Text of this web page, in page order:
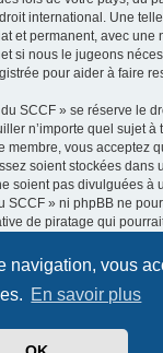
navigation, vous
En savoir plus
international. Une
et permanent, avec une
si nous le jugeons
pour aider à faire
SCCF » se réserve le
n’importe quel sujet à
membre, vous acceptez
soient stockées dans
soient pas divulguées à
SCCF » ni phpBB ne
de piratage qui
phpBB® Forum Software ©
Traduit par